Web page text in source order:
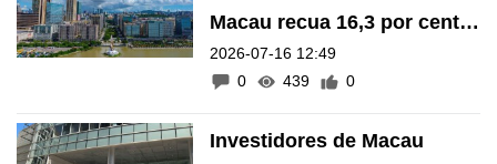
Macau recua 16,3 por cento
em Maio
2026-07-16 12:49
0
439 0
Investidores de Macau